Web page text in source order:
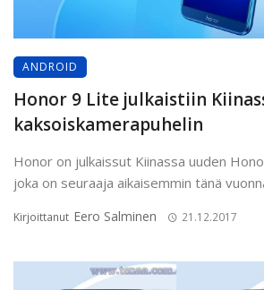
ANDROID
Honor 9 Lite julkaistiin
kaksoiskamerapuhelin
Honor on julkaissut Kiinassa uuden
joka on seuraaja aikaisemmin tänä
Kirjoittanut Eero Salminen 21.12.2017